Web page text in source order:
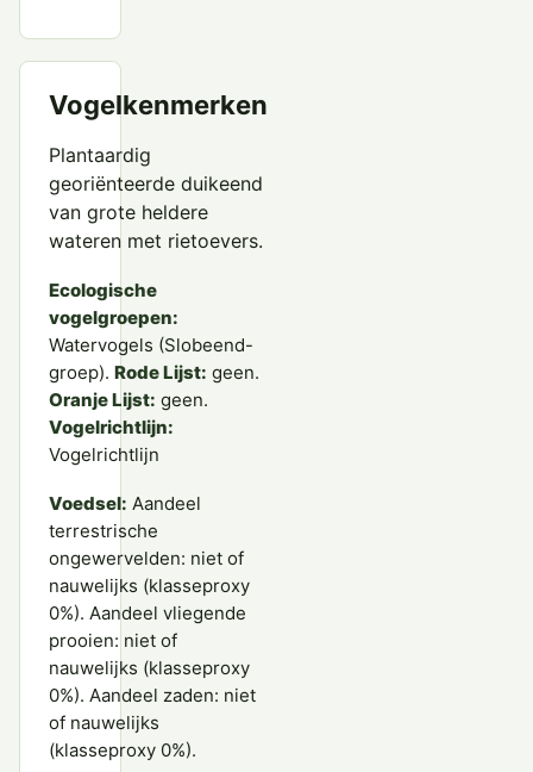
Vogelkenmerken
Plantaardig
georiënteerde duikeend
van grote heldere
wateren met rietoevers.
Ecologische
vogelgroepen:
Watervogels (Slobeend-
groep). Rode Lijst: geen.
Oranje Lijst: geen.
Vogelrichtlijn:
Vogelrichtlijn
Voedsel: Aandeel
terrestrische
ongewervelden: niet of
nauwelijks (klasseproxy
0%). Aandeel vliegende
prooien: niet of
nauwelijks (klasseproxy
0%). Aandeel zaden: niet
of nauwelijks
(klasseproxy 0%).